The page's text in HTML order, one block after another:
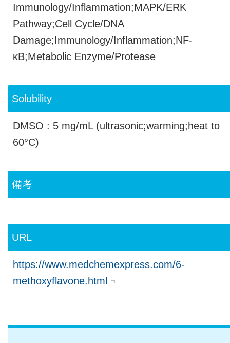
Immunology/Inflammation;MAPK/ERK
Pathway;Cell Cycle/DNA
Damage;Immunology/Inflammation;NF-
κB;Metabolic Enzyme/Protease
Solubility
DMSO : 5 mg/mL (ultrasonic;warming;heat to
60°C)
備考
URL
https://www.medchemexpress.com/6-
methoxyflavone.html